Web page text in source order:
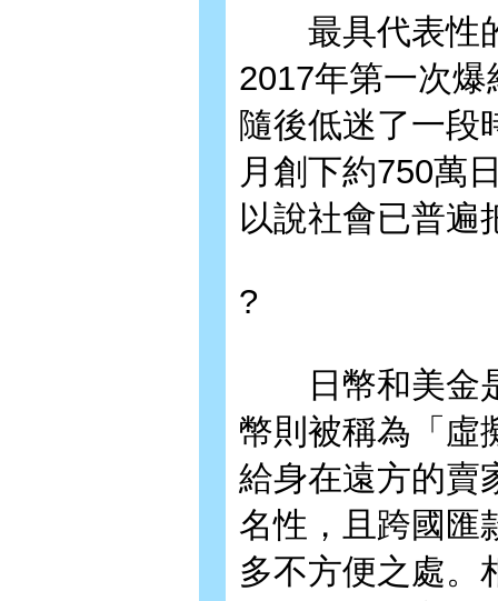
最具代表性的
2017年第一次
隨後低迷了一段
月創下約750萬
以說社會已普遍
?
日幣和美金是
幣則被稱為「虛
給身在遠方的賣
名性，且跨國匯
多不方便之處。